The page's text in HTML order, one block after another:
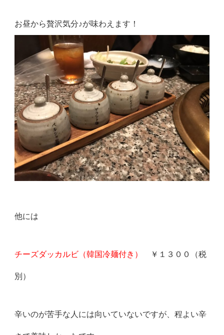
お昼から贅沢気分♪が味わえます！
他には
チーズダッカルビ（韓国冷麺付き） ￥１３００（税
別）
辛いのが苦手な人には向いていないですが、程よい辛